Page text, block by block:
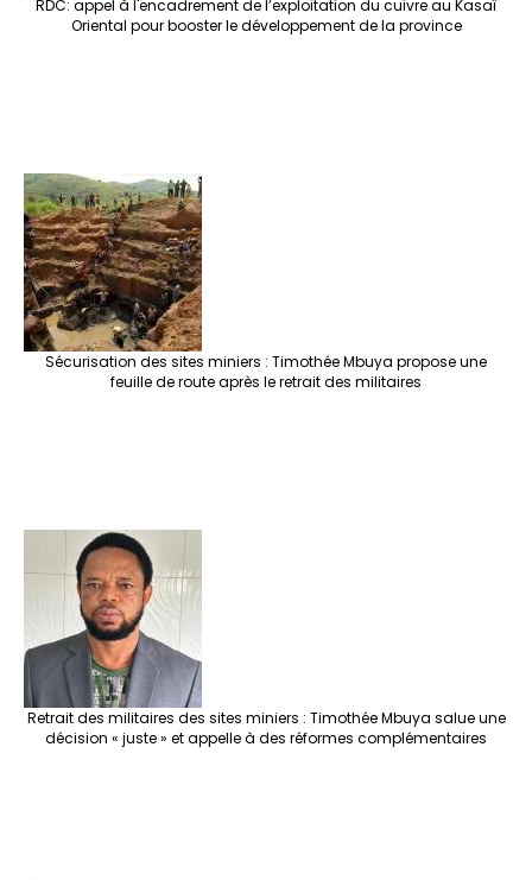
RDC: appel à l'encadrement de l’exploitation du cuivre au Kasaï
Oriental pour booster le développement de la province
Sécurisation des sites miniers : Timothée Mbuya propose une
feuille de route après le retrait des militaires
Retrait des militaires des sites miniers : Timothée Mbuya salue une
décision « juste » et appelle à des réformes complémentaires